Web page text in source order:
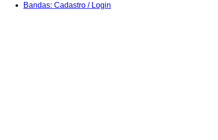
Bandas: Cadastro / Login